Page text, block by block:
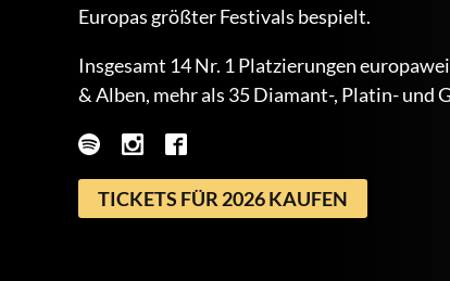
Europas größter Festivals bespielt.
Insgesamt 14 Nr. 1 Platzierungen
& Alben, mehr als 35 Diamant-, Platin- und
TICKETS FÜR 2026 KAUFEN